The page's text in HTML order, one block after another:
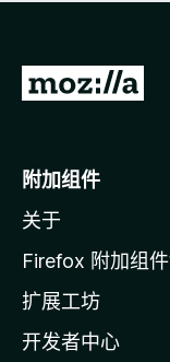
无
转
o
i
l
a
主
附加组件
关于
Firefox 附加组
扩展工坊
开发者中心